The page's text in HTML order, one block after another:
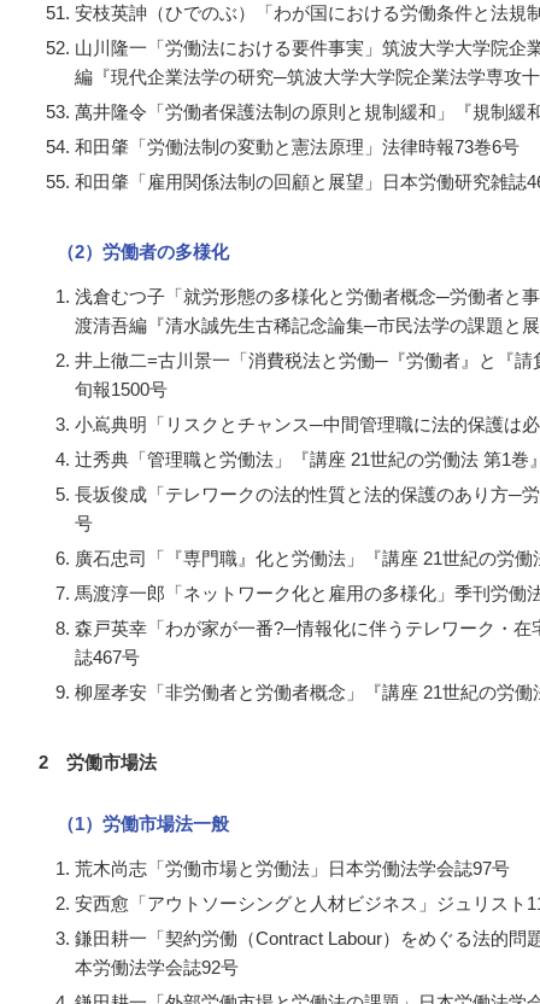
安枝英訷（ひでのぶ）「わが国における労働条件と法規
山川隆一「労働法における要件事実」筑波大学大学院企
編『現代企業法学の研究─筑波大学大学院企業法学専攻
萬井隆令「労働者保護法制の原則と規制緩和」『規制緩
和田肇「労働法制の変動と憲法原理」法律時報73巻6号
和田肇「雇用関係法制の回顧と展望」日本労働研究雑誌
（2）労働者の多様化
浅倉むつ子「就労形態の多様化と労働者概念─労働者と
渡清吾編『清水誠先生古稀記念論集─市民法学の課題と
井上徹二=古川景一「消費税法と労働─『労働者』と『
旬報1500号
小嶌典明「リスクとチャンス─中間管理職に法的保護は
辻秀典「管理職と労働法」『講座 21世紀の労働法 第1巻
長坂俊成「テレワークの法的性質と法的保護のあり方─
号
廣石忠司「『専門職』化と労働法」『講座 21世紀の労働
馬渡淳一郎「ネットワーク化と雇用の多様化」季刊労働
森戸英幸「わが家が一番?─情報化に伴うテレワーク・
誌467号
柳屋孝安「非労働者と労働者概念」『講座 21世紀の労働
2 労働市場法
（1）労働市場法一般
荒木尚志「労働市場と労働法」日本労働法学会誌97号
安西愈「アウトソーシングと人材ビジネス」ジュリスト
鎌田耕一「契約労働（Contract Labour）をめぐる法的問
本労働法学会誌92号